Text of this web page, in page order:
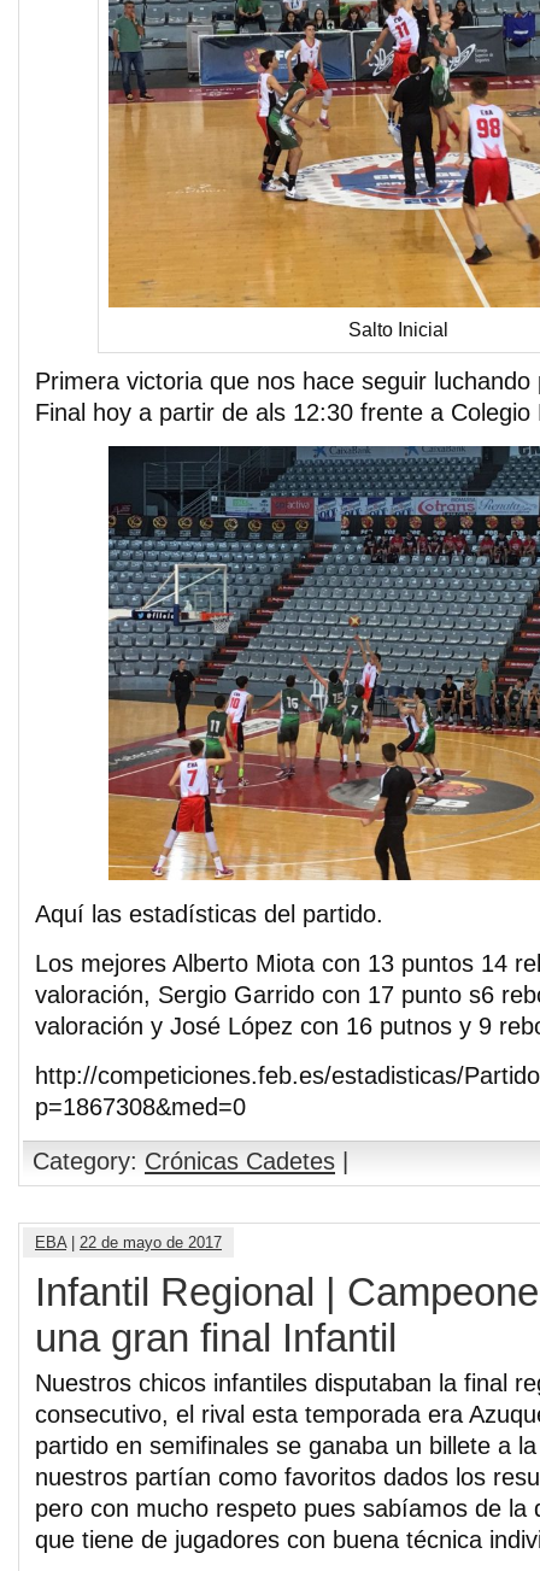
Salto Inicial
Primera victoria que nos hace seguir
Final hoy a partir de als 12:30 frente a Colegio
Aquí las estadísticas del partido.
Los mejores Alberto Miota con 13 puntos 14
valoración, Sergio Garrido con 17 punto s6
valoración y José López con 16 putnos y 9
http://competiciones.feb.es/estadisticas/
p=1867308&med=0
Category: Crónicas Cadetes
EBA| 22 de mayo de 2017
Infantil Regional |
una gran final Infantil
Nuestros chicos infantiles disputaban la final
consecutivo, el rival esta temporada era
partido en semifinales se ganaba un billete a
nuestros partían como favoritos dados los
pero con mucho respeto pues sabíamos de la
que tiene de jugadores con buena técnica